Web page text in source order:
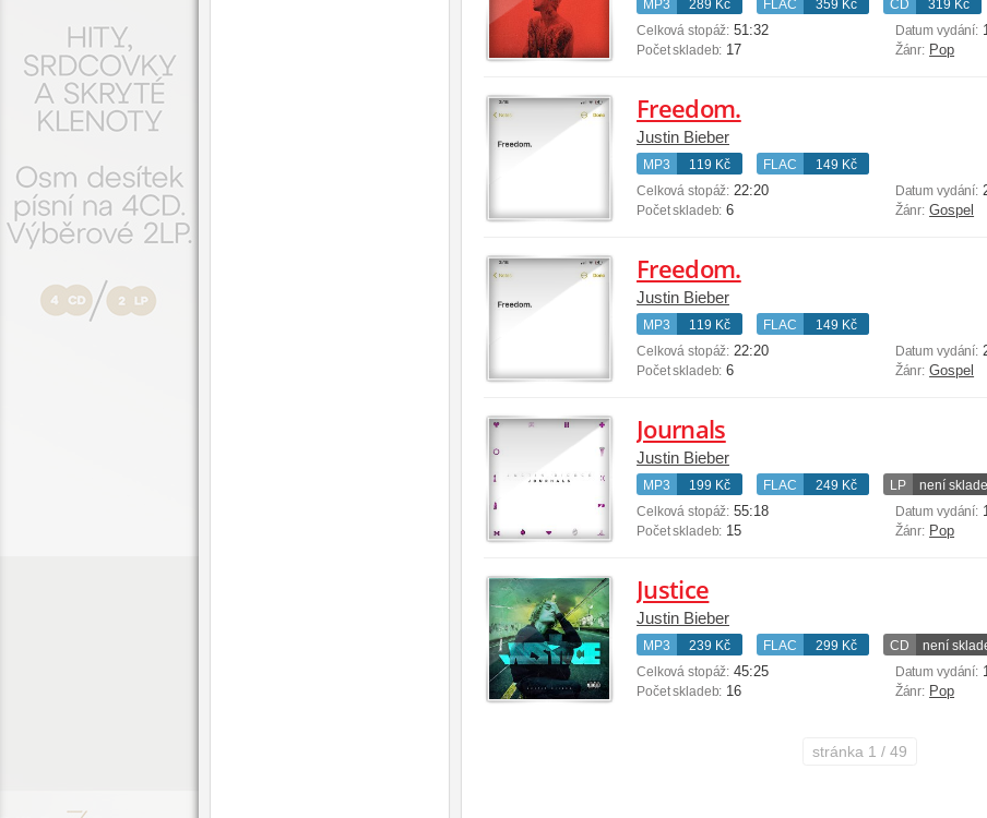
MP3 289 Kč FLAC 359 Kč CD 319 Kč
Celková stopáž: 51:32
Počet skladeb: 17
Datum vydání:
Žánr: Pop
Freedom.
Justin Bieber
MP3 119 Kč FLAC
149 Kč
Celková stopáž: 22:20
Počet skladeb: 6
Datum vydání:
Žánr: Gospel
Freedom.
Justin Bieber
MP3 119 Kč FLAC
149 Kč
Celková stopáž: 22:20
Počet skladeb: 6
Datum vydání:
Žánr: Gospel
Journals
Justin Bieber
MP3 199 Kč FLAC 249 Kč LP
není
Celková stopáž: 55:18
Počet skladeb: 15
Datum vydání:
Žánr: Pop
Justice
Justin Bieber
MP3 239 Kč FLAC 299 Kč CD
není
Celková stopáž: 45:25
Počet skladeb: 16
Datum vydání:
Žánr: Pop
stránka 1 / 49